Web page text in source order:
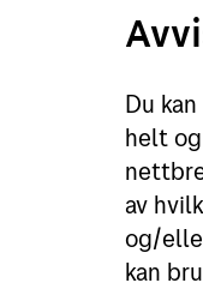
Du
helt
av
og/
kan